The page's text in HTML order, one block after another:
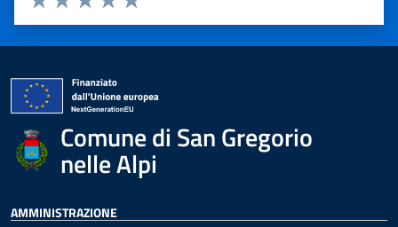
Valuta 5 stelle su 5
Valuta 4 stelle su 5
Valuta 3 stelle su 5
Valuta 2 stelle su 5
Valuta 1 stelle su 5
Comune di San Gregorio
nelle Alpi
AMMINISTRAZIONE